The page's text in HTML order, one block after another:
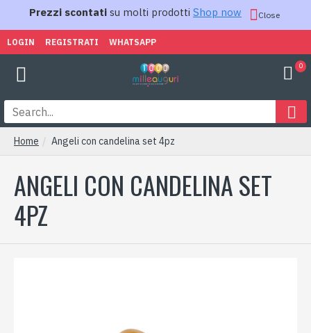
Prezzi scontati su molti prodotti Shop now Close
LOGIN REGISTRATI WHATSAPP
0
Home Angeli con candelina set 4pz
ANGELI CON CANDELINA SET
4PZ